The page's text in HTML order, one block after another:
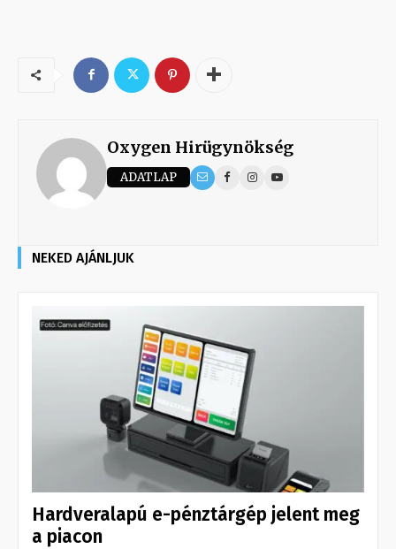
Oxygen Hirügynökség
ADATLAP
NEKED AJÁNLJUK
Hardveralapú e-pénztárgép jelent meg
a piacon